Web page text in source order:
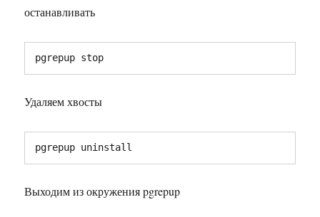
останавливать
pgrepup stop
Удаляем хвосты
pgrepup uninstall
Выходим из окружения pgrepup